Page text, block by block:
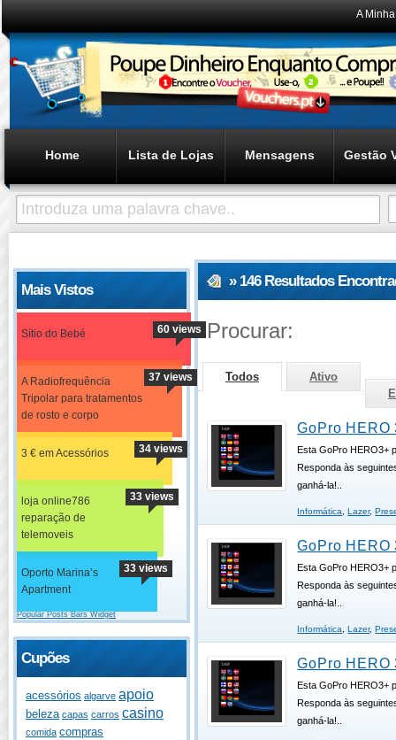
A
Home Lista de Lojas Mensagens Gestão
Mais Vistos
Sítio do Bebé 60 views
A Radiofrequência
Tripolar para tratamentos
de rosto e corpo
37 views
3 € em Acessórios 34 views
loja online786
reparação de
telemoveis
33 views
Oporto Marina’s
Apartment
33 views
Popular Posts Bars Widget
Cupões
acessórios algarve apoio
beleza capas carros casino
comida compras
» 146 Resultados
Procurar:
Todos
Ativo
GoPro HERO
Esta GoPro HERO3+
Responda às
ganhá-la!..
Informática ,Lazer,
GoPro HERO
Esta GoPro HERO3+
Responda às
ganhá-la!..
Informática ,Lazer,
GoPro HERO
Esta GoPro HERO3+
Responda às
ganhá-la!..